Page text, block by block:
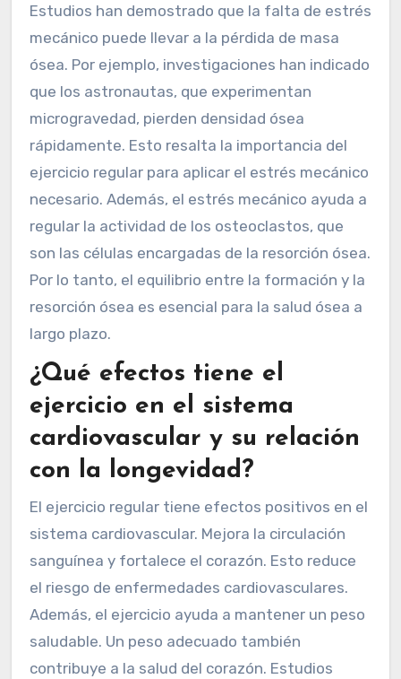
Estudios han demostrado que la falta de estrés
mecánico puede llevar a la pérdida de masa
ósea. Por ejemplo, investigaciones han indicado
que los astronautas, que experimentan
microgravedad, pierden densidad ósea
rápidamente. Esto resalta la importancia del
ejercicio regular para aplicar el estrés mecánico
necesario. Además, el estrés mecánico ayuda a
regular la actividad de los osteoclastos, que
son las células encargadas de la resorción ósea.
Por lo tanto, el equilibrio entre la formación y la
resorción ósea es esencial para la salud ósea a
largo plazo.
¿Qué efectos tiene el
ejercicio en el sistema
cardiovascular y su relación
con la longevidad?
El ejercicio regular tiene efectos positivos en el
sistema cardiovascular. Mejora la circulación
sanguínea y fortalece el corazón. Esto reduce
el riesgo de enfermedades cardiovasculares.
Además, el ejercicio ayuda a mantener un peso
saludable. Un peso adecuado también
contribuye a la salud del corazón. Estudios